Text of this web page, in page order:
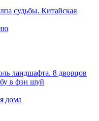
судьбы. Китайская
ландшафта. 8 дворцов
в фэн шуй
дома